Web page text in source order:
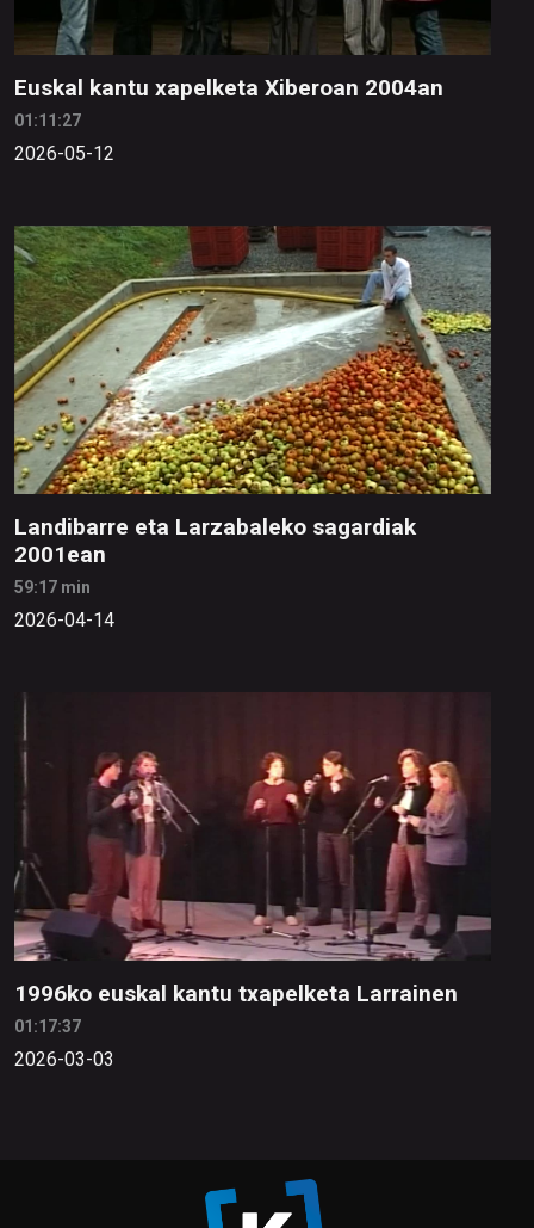
Euskal kantu xapelketa Xiberoan 2004an
01:11:27
2026-05-12
Landibarre eta Larzabaleko sagardiak
2001ean
59:17 min
2026-04-14
1996ko euskal kantu txapelketa Larrainen
01:17:37
2026-03-03